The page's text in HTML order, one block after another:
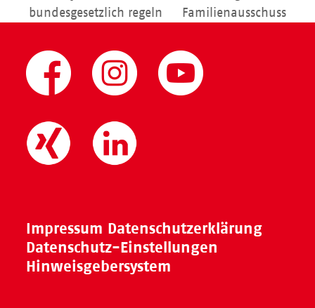
Beitrag:
bundesgesetzlich regeln
Beitrag:
Familienausschuss
Impressum Datenschutzerklärung
Datenschutz-Einstellungen
Hinweisgebersystem